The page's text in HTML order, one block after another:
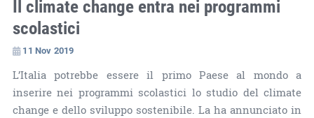
Il climate change entra nei programmi
scolastici
11 Nov 2019
L’Italia potrebbe essere il primo Paese al mondo a
inserire nei programmi scolastici lo studio del climate
change e dello sviluppo sostenibile. La ha annunciato in